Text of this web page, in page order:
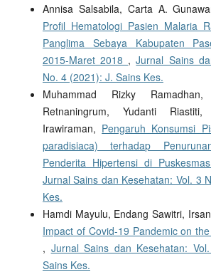
Annisa Salsabila, Carta A.
Profil Hematologi Pasien Malaria
Panglima Sebaya Kabupaten
2015-Maret 2018 ,Jurnal Sains
No. 4 (2021): J. Sains Kes.
Muhammad Rizky
Retnaningrum, Yudanti
Irawiraman, Pengaruh Konsumsi
paradisiaca) terhadap
Penderita Hipertensi di
Jurnal Sains dan Kesehatan: Vol. 3
Kes.
Hamdi Mayulu, Endang Sawitri,
Impact of Covid-19 Pandemic on
, Jurnal Sains dan Kesehatan:
Sains Kes.